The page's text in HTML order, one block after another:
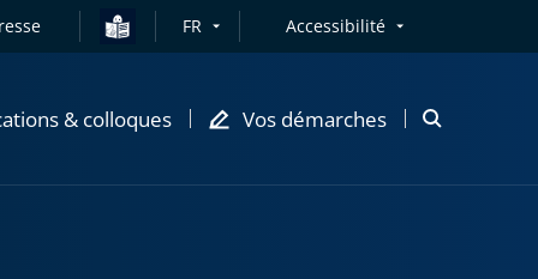
FR Accessibilité
& colloques Vos démarches
Ouvrir